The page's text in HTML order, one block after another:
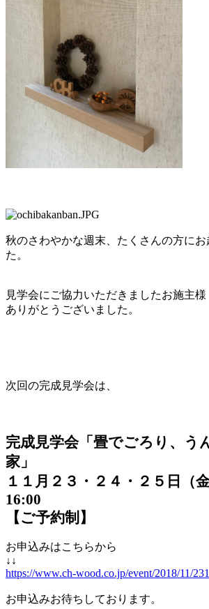
秋のさわやかな週末、たくさんの方に
た。
見学会にご協力いただきましたお施主様
ありがとうございました。
次回の完成見学会は、
完成見学会「畳でごろり、う
家」
１１月２３・２４・２５日（
16:00
【ご予約制】
お申込みはこちらから
↓↓
https://www.ch-wood.co.jp/event/2018/11/
お申込みお待ちしております。